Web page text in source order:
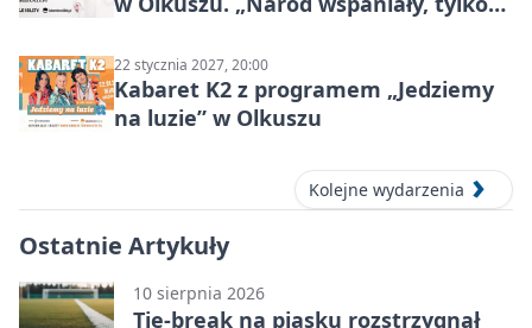
22 stycznia 2027, 20:00
Kabaret K2 z programem „Jedziemy
na luzie” w Olkuszu
Kolejne wydarzenia
Ostatnie Artykuły
10 sierpnia 2026
Tie-break na piasku rozstrzygnął